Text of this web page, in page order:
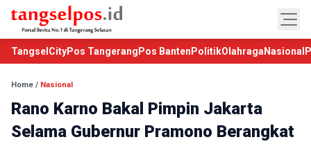
TangselCityPos Tangerang Pos Banten PolitikOlahraga Nasional
Home / Nasional
Rano Karno Bakal Pimpin Jakarta
Selama Gubernur Pramono Berangkat